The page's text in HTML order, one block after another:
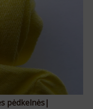
pėdkelnės|